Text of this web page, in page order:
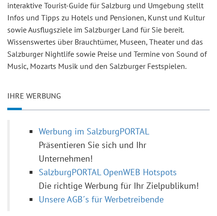
interaktive Tourist-Guide für Salzburg und Umgebung stellt
Infos und Tipps zu Hotels und Pensionen, Kunst und Kultur
sowie Ausflugsziele im Salzburger Land für Sie bereit.
Wissenswertes über Brauchtümer, Museen, Theater und das
Salzburger Nightlife sowie Preise und Termine von Sound of
Music, Mozarts Musik und den Salzburger Festspielen.
IHRE WERBUNG
Werbung im SalzburgPORTAL
Präsentieren Sie sich und Ihr
Unternehmen!
SalzburgPORTAL OpenWEB Hotspots
Die richtige Werbung für Ihr Zielpublikum!
Unsere AGB´s für Werbetreibende